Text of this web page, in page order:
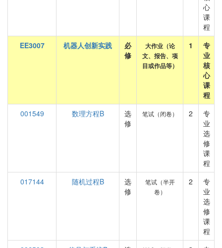
心
课
程
EE3007
机器人创新实践
必
修
大作业（论
文、报告、项
目或作品等）
1
专
业
核
心
课
程
001549
数理方程B
选
修
笔试（闭卷） 2
专
业
选
修
课
程
017144
随机过程B
选
修
笔试（半开
卷）
2
专
业
选
修
课
程